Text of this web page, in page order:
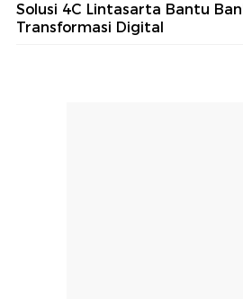
Solusi 4C Lintasarta Bantu
Transformasi Digital